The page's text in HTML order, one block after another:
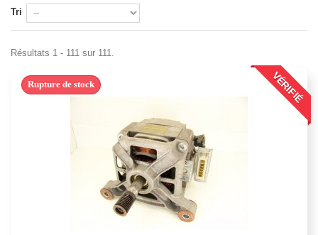
Tri
Résultats 1 - 111 sur 111.
VÉRIFIÉ
Rupture de stock